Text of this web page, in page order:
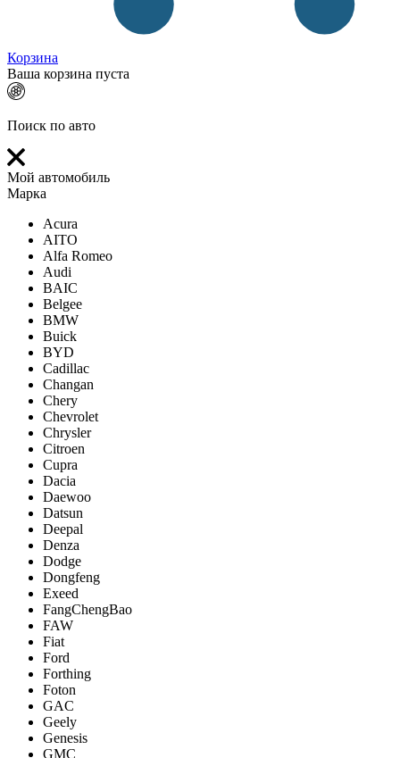
Корзина
Ваша корзина пуста
Поиск по авто
Мой автомобиль
Марка
Acura
AITO
Alfa Romeo
Audi
BAIC
Belgee
BMW
Buick
BYD
Cadillac
Changan
Chery
Chevrolet
Chrysler
Citroen
Cupra
Dacia
Daewoo
Datsun
Deepal
Denza
Dodge
Dongfeng
Exeed
FangChengBao
FAW
Fiat
Ford
Forthing
Foton
GAC
Geely
Genesis
GMC